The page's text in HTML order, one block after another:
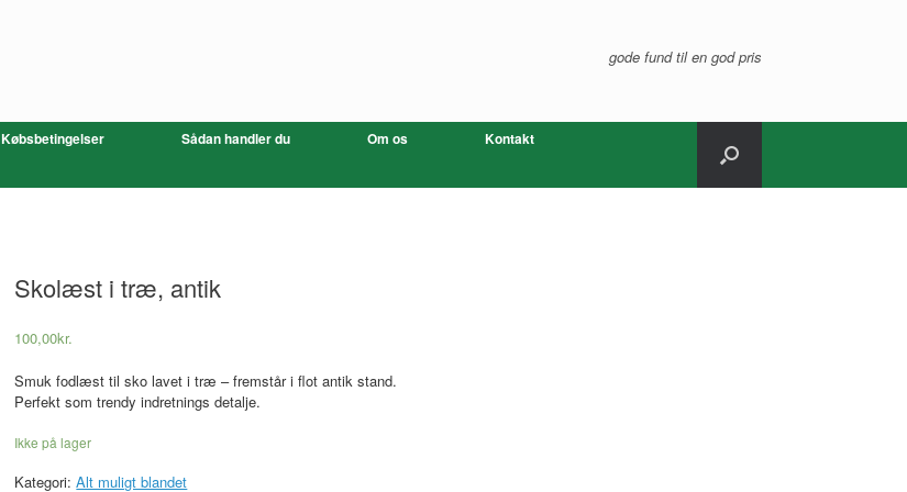
gode fund til en god pris
Købsbetingelser Sådan handler du Om os
Kontakt
Skolæst i træ, antik
100,00kr.
Smuk fodlæst til sko lavet i træ – fremstår i flot antik stand.
Perfekt som trendy indretnings detalje.
Ikke på lager
Kategori:Alt muligt blandet